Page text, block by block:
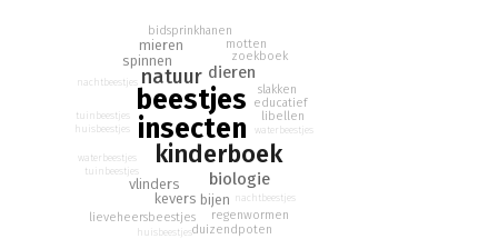
insecten
beestjes
kinderboek
natuur
biologie
dieren
bijen
kevers
vlinders
spinnen
mieren
bidsprinkhanen
motten
zoekboek
slakken
regenwormen
duizendpoten
educatief
lieveheersbeestjes
libellen
waterbeestjes
nachtbeestjes
huisbeestjes
tuinbeestjes
waterbeestjes
nachtbeestjes
huisbeestjes
tuinbeestjes